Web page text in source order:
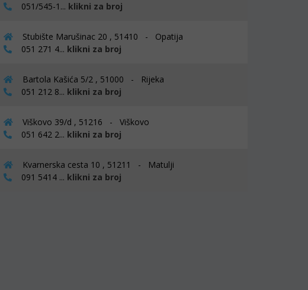
051/545-1... klikni za broj
Stubište Marušinac 20 , 51410 - Opatija
051 271 4... klikni za broj
Bartola Kašića 5/2 , 51000 - Rijeka
051 212 8... klikni za broj
Viškovo 39/d , 51216 - Viškovo
051 642 2... klikni za broj
Kvarnerska cesta 10 , 51211 - Matulji
091 5414 ... klikni za broj